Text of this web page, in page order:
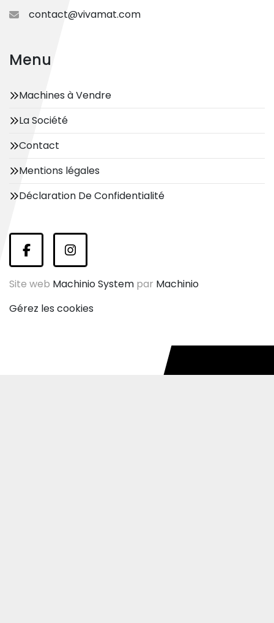
contact@vivamat.com
Menu
Machines à Vendre
La Société
Contact
Mentions légales
Déclaration De Confidentialité
facebookinstagram
Site web Machinio System par Machinio
Gérez les cookies